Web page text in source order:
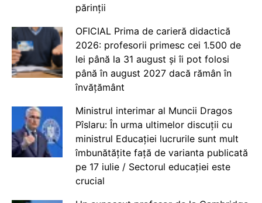
părinții
OFICIAL Prima de carieră didactică
2026: profesorii primesc cei 1.500 de
lei până la 31 august și îi pot folosi
până în august 2027 dacă rămân în
învățământ
Ministrul interimar al Muncii Dragos
Pîslaru: În urma ultimelor discuții cu
ministrul Educației lucrurile sunt mult
îmbunătățite față de varianta publicată
pe 17 iulie / Sectorul educației este
crucial